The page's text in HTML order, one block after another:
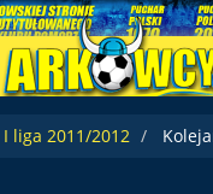
I liga 2011/2012